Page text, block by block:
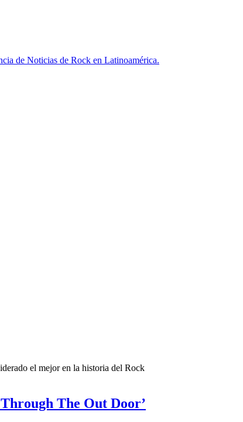
de Noticias de Rock en Latinoamérica.
el mejor en la historia del Rock
The Out Door’